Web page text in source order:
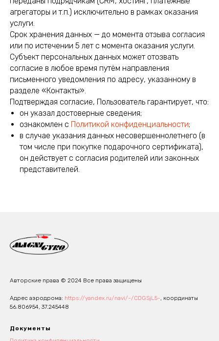
агрегаторы и т.п.) исключительно в рамках оказания
услуги.
Срок хранения данных — до момента отзыва согласия
или по истечении 5 лет с момента оказания услуги.
Субъект персональных данных может отозвать
согласие в любое время путём направления
письменного уведомления по адресу, указанному в
разделе «Контакты».
Подтверждая согласие, Пользователь гарантирует, что:
он указал достоверные сведения;
ознакомлен с Политикой конфиденциальности;
в случае указания данных несовершеннолетнего (в
том числе при покупке подарочного сертификата),
он действует с согласия родителей или законных
представителей.
Авторские права © 2024 Все права защищены
Адрес аэродрома: https://yandex.ru/navi/-/CDGSjL5-, координаты
56.806954, 37.245448
Документы